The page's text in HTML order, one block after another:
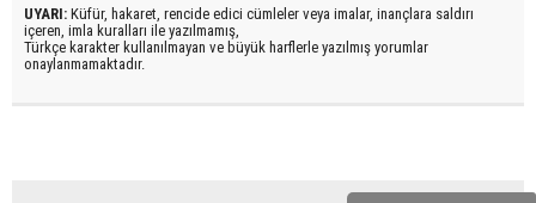
UYARI: Küfür, hakaret, rencide edici cümleler veya imalar, inançlara saldırı
içeren, imla kuralları ile yazılmamış,
Türkçe karakter kullanılmayan ve büyük harflerle yazılmış yorumlar
onaylanmamaktadır.